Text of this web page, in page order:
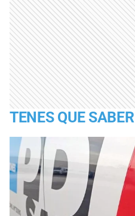
TENES QUE SABER